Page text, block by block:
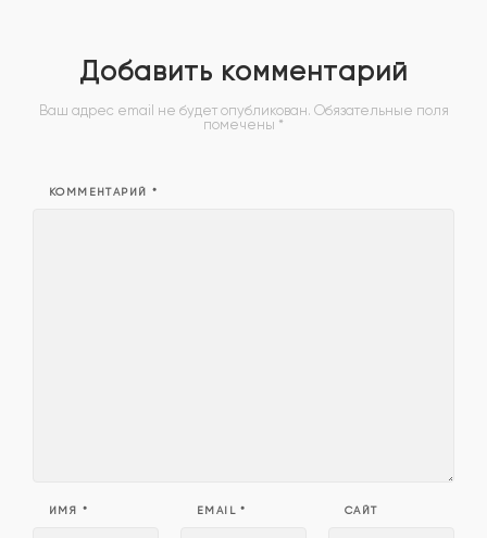
Добавить комментарий
Ваш адрес email не будет опубликован. Обязательные поля
помечены *
КОММЕНТАРИЙ *
ИМЯ * EMAIL* САЙТ